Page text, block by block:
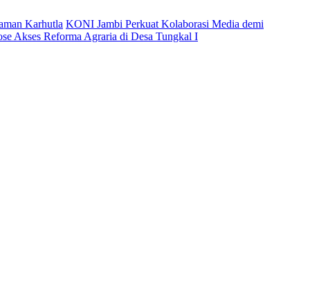
Karhutla KONI Jambi Perkuat Kolaborasi Media demi
Akses Reforma Agraria di Desa Tungkal I